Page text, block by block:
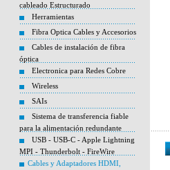
cableado Estructurado
Herramientas
Fibra Optica Cables y Accesorios
Cables de instalación de fibra
óptica
Electronica para Redes Cobre
Wireless
SAIs
Sistema de transferencia fiable
para la alimentación redundante
USB - USB-C - Apple Lightning
MPI - Thunderbolt - FireWire
Cables y Adaptadores HDMI,